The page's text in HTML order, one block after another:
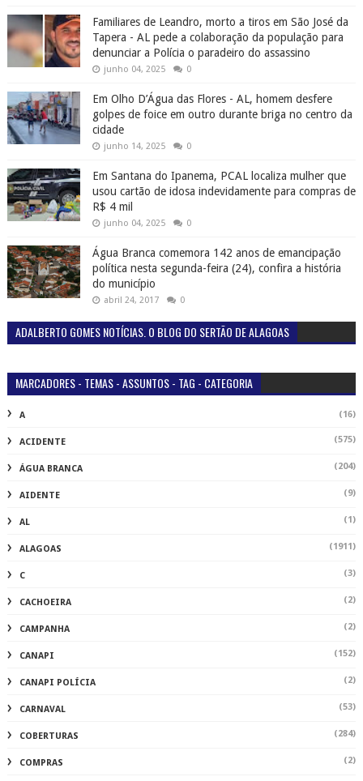
Familiares de Leandro, morto a tiros em São José da
Tapera - AL pede a colaboração da população para
denunciar a Polícia o paradeiro do assassino
junho 04, 2025 0
Em Olho D’Água das Flores - AL, homem desfere
golpes de foice em outro durante briga no centro da
cidade
junho 14, 2025 0
Em Santana do Ipanema, PCAL localiza mulher que
usou cartão de idosa indevidamente para compras de
R$ 4 mil
junho 04, 2025 0
Água Branca comemora 142 anos de emancipação
política nesta segunda-feira (24), confira a história
do município
abril 24, 2017 0
ADALBERTO GOMES NOTÍCIAS. O BLOG DO SERTÃO DE ALAGOAS
MARCADORES - TEMAS - ASSUNTOS - TAG - CATEGORIA
A (16)
ACIDENTE (575)
ÁGUA BRANCA (204)
AIDENTE (9)
AL (1)
ALAGOAS (1911)
C (3)
CACHOEIRA (2)
CAMPANHA (2)
CANAPI (152)
CANAPI POLÍCIA (2)
CARNAVAL (53)
COBERTURAS (284)
COMPRAS (2)